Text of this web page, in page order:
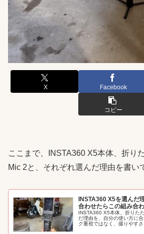
X Facebook
コピー
ここまで、INSTA360 X5本体、折り
Mic 2と、それぞれ選んだ理由を書い
INSTA360 X5を選んだ
合わせたらこの組み合
INSTA360 X5本体、折りた
だ理由を、自分の使い方に
ク重視ではなく、撮りやす